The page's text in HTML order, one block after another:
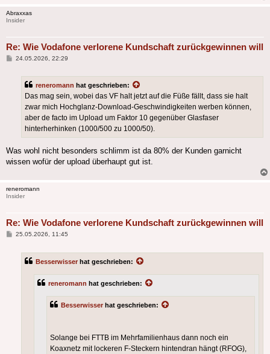
Abraxxas
Insider
Re: Wie Vodafone verlorene Kundschaft zurückgewinnen will
Beitrag
24.05.2026, 22:29
reneromann hat geschrieben:
Das mag sein, wobei das VF halt jetzt auf die Füße fällt, dass sie halt
zwar mich Hochglanz-Download-Geschwindigkeiten werben können,
aber de facto im Upload um Faktor 10 gegenüber Glasfaser
hinterherhinken (1000/500 zu 1000/50).
Was wohl nicht besonders schlimm ist da 80% der Kunden garnicht
wissen wofür der upload überhaupt gut ist.
reneromann
Insider
Re: Wie Vodafone verlorene Kundschaft zurückgewinnen will
Beitrag
25.05.2026, 11:45
Besserwisser hat geschrieben:
reneromann hat geschrieben:
Besserwisser hat geschrieben:
Solange bei FTTB im Mehrfamilienhaus dann noch ein
Koaxnetz mit lockeren F-Steckern hintendran hängt (RFOG),